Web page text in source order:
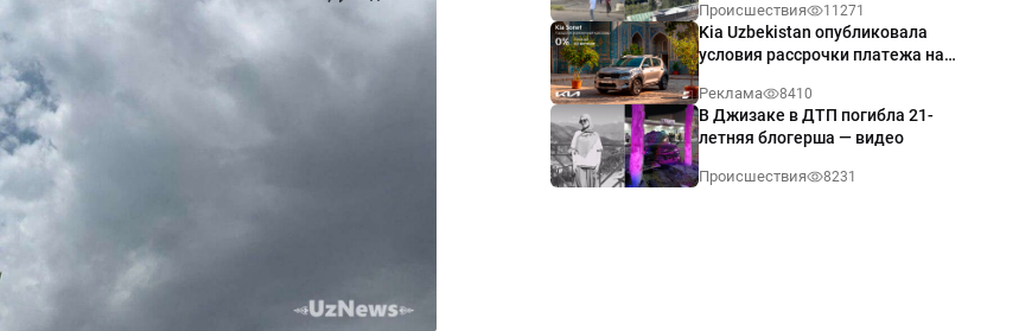
Происшествия 11271
Kia Uzbekistan опубликовала
условия рассрочки платежа на
годовых
Реклама 8410
В Джизаке в ДТП погибла 21-
летняя блогерша — видео
Происшествия 8231